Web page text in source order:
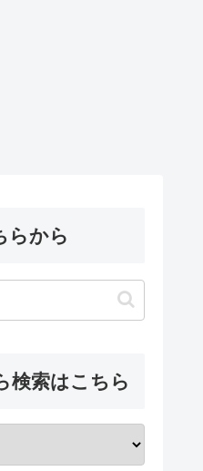
らから
索はこちら